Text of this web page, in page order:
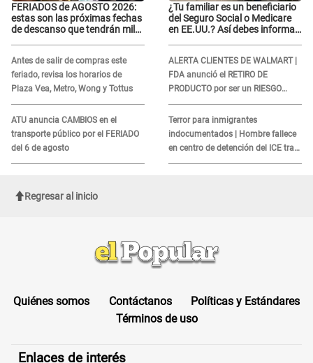
FERIADOS de AGOSTO 2026:
estas son las próximas fechas
de descanso que tendrán miles
Antes de salir de compras este
feriado, revisa los horarios de
Plaza Vea, Metro, Wong y Tottus
ATU anuncia CAMBIOS en el
transporte público por el FERIADO
del 6 de agosto
¿Tu familiar es un beneficiario
del Seguro Social o Medicare
en EE.UU.? Así debes informar
ALERTA CLIENTES DE WALMART |
FDA anunció el RETIRO DE
PRODUCTO por ser un RIESGO
MORTAL para consumidores: ¿Cuál
es?
Terror para inmigrantes
indocumentados | Hombre fallece
en centro de detención del ICE tras
sufrir una "emergencia médica"
Regresar al inicio
Quiénes somos Contáctanos
Políticas y Estándares
Términos de uso
Enlaces de interés